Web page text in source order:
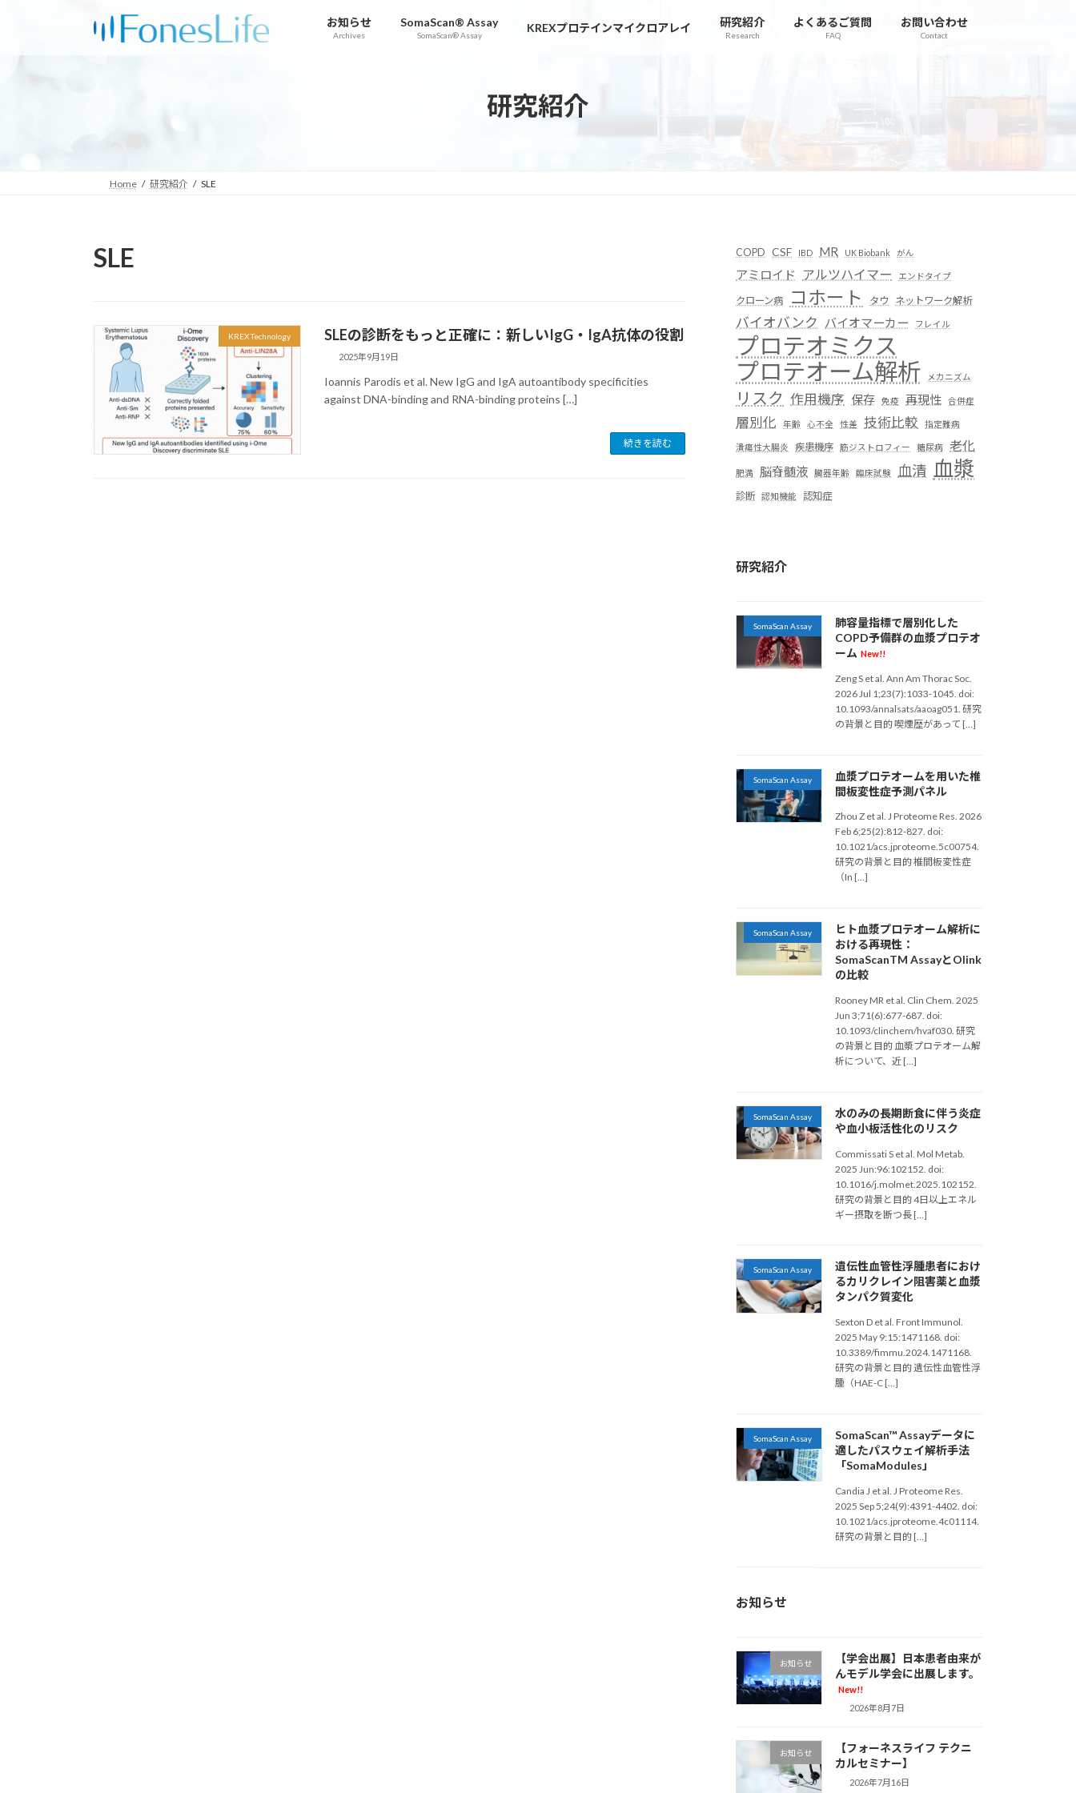
お知らせ
Archives
SomaScan® Assay
SomaScan® Assay
KREXプロテインマイクロアレイ 研究紹介
Research
よくあるご質問
FAQ
お問い合わせ
Contact
研究紹介
Home 研究紹介 SLE
SLE
KREX Technology SLEの診断をもっと正確に：新しいIgG・IgA抗体の役割
2025年9月19日
Ioannis Parodis et al. New IgG and IgA autoantibody specificities
against DNA-binding and RNA-binding proteins […]
続きを読む
COPD CSF IBD MR UK Biobank がん
アミロイド アルツハイマー エンドタイプ
クローン病 コホート タウ ネットワーク解析
バイオバンク バイオマーカー フレイル
プロテオミクス
プロテオーム解析
メカニズム
リスク 作用機序 保存 免疫 再現性 合併症
層別化 年齢 心不全 性差 技術比較 指定難病
潰瘍性大腸炎 疾患機序 筋ジストロフィー 糖尿病 老化
肥満 脳脊髄液 臓器年齢 臨床試験 血清 血漿
診断 認知機能 認知症
研究紹介
SomaScan Assay
肺容量指標で層別化した
COPD予備群の血漿プロテオ
ーム New!!
Zeng S et al. Ann Am Thorac Soc.
2026 Jul 1;23(7):1033-1045. doi:
10.1093/annalsats/aaoag051. 研究
の背景と目的 喫煙歴があって […]
SomaScan Assay
血漿プロテオームを用いた椎
間板変性症予測パネル
Zhou Z et al. J Proteome Res. 2026
Feb 6;25(2):812-827. doi:
10.1021/acs.jproteome.5c00754.
研究の背景と目的 椎間板変性症
（In […]
SomaScan Assay
ヒト血漿プロテオーム解析に
おける再現性：
SomaScanTM AssayとOlink
の比較
Rooney MR et al. Clin Chem. 2025
Jun 3;71(6):677-687. doi:
10.1093/clinchem/hvaf030. 研究
の背景と目的 血漿プロテオーム解
析について、近 […]
SomaScan Assay
水のみの長期断食に伴う炎症
や血小板活性化のリスク
Commissati S et al. Mol Metab.
2025 Jun:96:102152. doi:
10.1016/j.molmet.2025.102152.
研究の背景と目的 4日以上エネル
ギー摂取を断つ長 […]
SomaScan Assay
遺伝性血管性浮腫患者におけ
るカリクレイン阻害薬と血漿
タンパク質変化
Sexton D et al. Front Immunol.
2025 May 9:15:1471168. doi:
10.3389/fimmu.2024.1471168.
研究の背景と目的 遺伝性血管性浮
腫（HAE-C […]
SomaScan Assay
SomaScan™ Assayデータに
適したパスウェイ解析手法
「SomaModules」
Candia J et al. J Proteome Res.
2025 Sep 5;24(9):4391-4402. doi:
10.1021/acs.jproteome.4c01114.
研究の背景と目的 […]
お知らせ
お知らせ
【学会出展】日本患者由来が
んモデル学会に出展します。
New!!
2026年8月7日
お知らせ
【フォーネスライフ テクニ
カルセミナー】
2026年7月16日